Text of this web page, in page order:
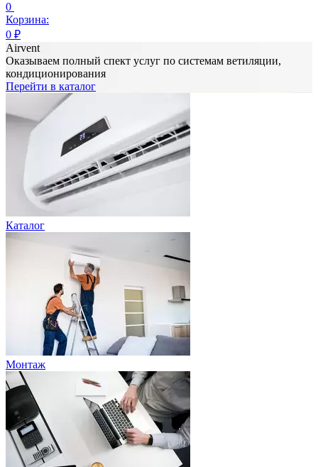
0
Корзина:
0 ₽
Airvent
Оказываем полный спект услуг по системам ветиляции,
кондиционирования
Перейти в каталог
Каталог
Монтаж